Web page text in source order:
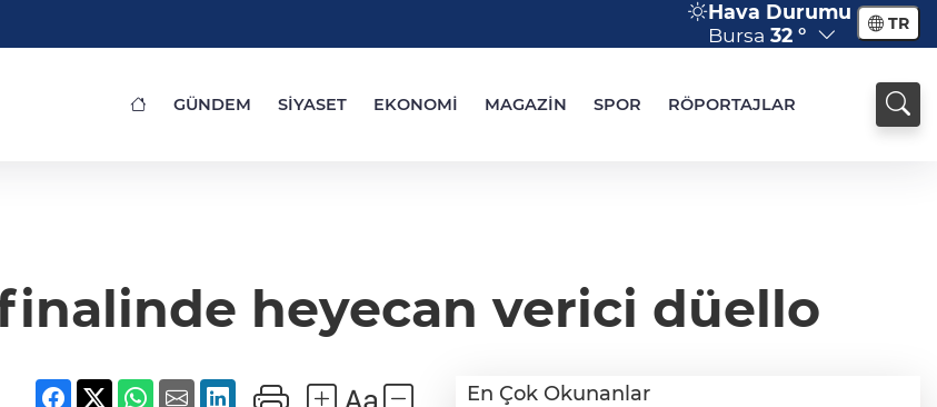
Hava Durumu
Bursa 32 ° TR
GÜNDEM SİYASET EKONOMİ MAGAZİN SPOR RÖPORTAJLAR
heyecan verici düello
En Çok Okunanlar